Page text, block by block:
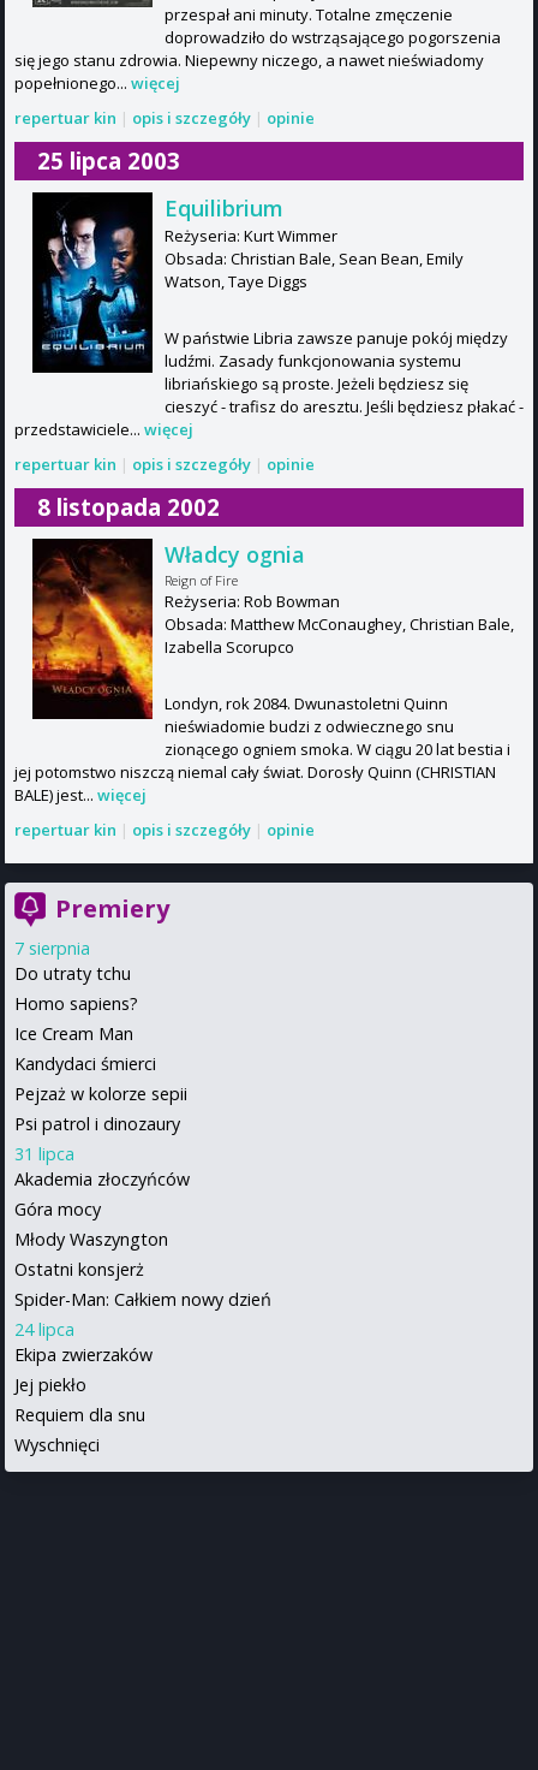
przespał ani minuty. Totalne zmęczenie
doprowadziło do wstrząsającego pogorszenia
się jego stanu zdrowia. Niepewny niczego, a nawet nieświadomy
popełnionego... więcej
repertuar kin | opis i szczegóły | opinie
25 lipca 2003
Equilibrium
Reżyseria: Kurt Wimmer
Obsada: Christian Bale, Sean Bean, Emily
Watson, Taye Diggs
W państwie Libria zawsze panuje pokój między
ludźmi. Zasady funkcjonowania systemu
libriańskiego są proste. Jeżeli będziesz się
cieszyć - trafisz do aresztu. Jeśli będziesz płakać -
przedstawiciele... więcej
repertuar kin | opis i szczegóły | opinie
8 listopada 2002
Władcy ognia
Reign of Fire
Reżyseria: Rob Bowman
Obsada: Matthew McConaughey, Christian Bale,
Izabella Scorupco
Londyn, rok 2084. Dwunastoletni Quinn
nieświadomie budzi z odwiecznego snu
zionącego ogniem smoka. W ciągu 20 lat bestia i
jej potomstwo niszczą niemal cały świat. Dorosły Quinn (CHRISTIAN
BALE) jest... więcej
repertuar kin | opis i szczegóły | opinie
Premiery
7 sierpnia
Do utraty tchu
Homo sapiens?
Ice Cream Man
Kandydaci śmierci
Pejzaż w kolorze sepii
Psi patrol i dinozaury
31 lipca
Akademia złoczyńców
Góra mocy
Młody Waszyngton
Ostatni konsjerż
Spider-Man: Całkiem nowy dzień
24 lipca
Ekipa zwierzaków
Jej piekło
Requiem dla snu
Wyschnięci